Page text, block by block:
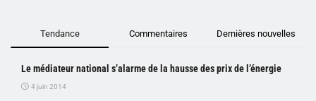
Tendance Commentaires Dernières nouvelles
Le médiateur national s’alarme de la hausse des prix de l’énergie
4 juin 2014